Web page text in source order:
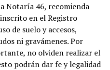
Notaría 46, recomienda
en el Registro
de suelo y accesos,
ni gravámenes. Por
no olviden realizar el
podrán dar fe y legalidad